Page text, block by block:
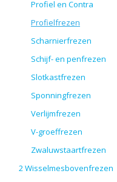
Profiel en Contra
Profielfrezen
Scharnierfrezen
Schijf- en penfrezen
Slotkastfrezen
Sponningfrezen
Verlijmfrezen
V-groeffrezen
Zwaluwstaartfrezen
2 Wisselmesbovenfrezen